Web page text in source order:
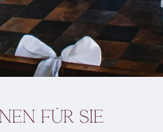
für Sie